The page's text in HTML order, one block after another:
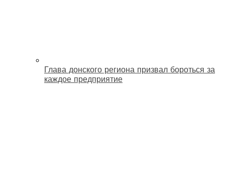
Глава донского региона призвал бороться за
каждое предприятие